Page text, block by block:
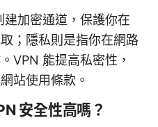
加密通道，保護你在
；隱私則是指你在網路
VPN 能提高私密性，
站使用條款。
安全性高嗎？